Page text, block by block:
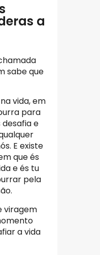
a
sabe que
vida, em
para
desafia e
E existe
que és
e és tu
pela
viragem
a vida